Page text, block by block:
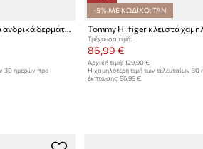
30 ημερών προ
-5% ΜΕ ΚΩΔΙΚΟ: TAN
Τρέχουσα τιμή:
86,99 €
Αρχική τιμή: 129,90 €
Η χαμηλότερη τιμή των τελευταίων 30
έκπτωσης: 96,99 €